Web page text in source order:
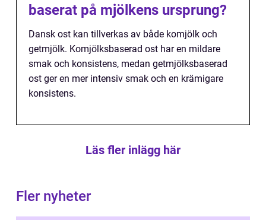
baserat på mjölkens ursprung?
Dansk ost kan tillverkas av både komjölk och
getmjölk. Komjölksbaserad ost har en mildare
smak och konsistens, medan getmjölksbaserad
ost ger en mer intensiv smak och en krämigare
konsistens.
Läs fler inlägg här
Fler nyheter